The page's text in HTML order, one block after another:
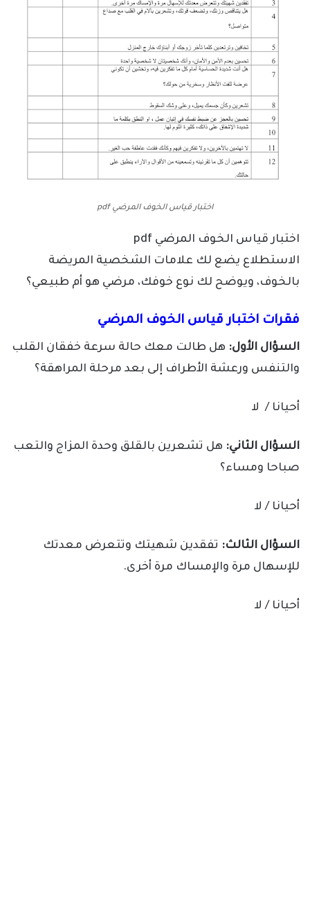
اختبار قياس الخوف المرضي pdf
اختبار قياس الخوف المرضي pdf
الاستطلاع يضع لك علامات الشخصية المريضة
بالخوف، ويوضح لك نوع خوفك، مرضي هو أم طبيعي؟
فقرات اختبار قياس الخوف المرضي
السؤال الأول: هل طالت معك حالة سرعة خفقان القلب
والتنفس ورعشة الأطراف إلى بعد مرحلة المراهقة؟
أحيانا / لا
السؤال الثاني: هل تشعرين بالقلق وحدة المزاج والتعب
صباحا ومساء؟
أحيانا / لا
السؤال الثالث: تفقدين شهيتك وتتعرض معدتك
للإسهال مرة والإمساك مرة أخرى.
أحيانا / لا